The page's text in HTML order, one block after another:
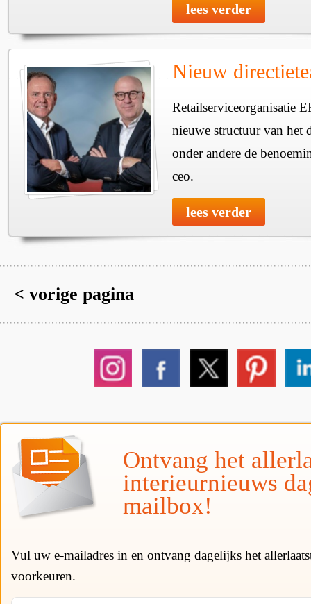
lees verder
Nieuw
Retailserviceorganisatie
nieuwe structuur van het
onder andere de
ceo.
lees verder
< vorige pagina
Ontvang het
interieurnieuws
mailbox!
Vul uw e-mailadres in en ontvang dagelijks het
voorkeuren.